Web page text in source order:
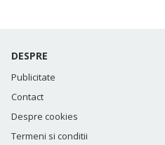
DESPRE
Publicitate
Contact
Despre cookies
Termeni si conditii